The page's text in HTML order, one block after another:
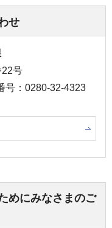
せ
22号
号：0280-32-4323
めにみなさまのご